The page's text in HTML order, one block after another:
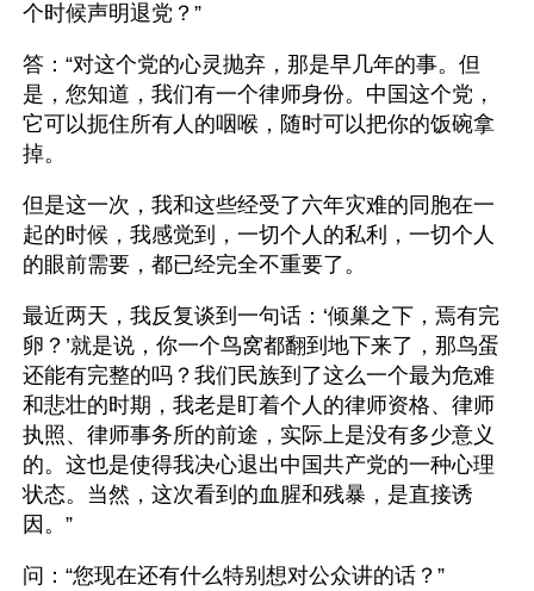
个时候声明退党？”
答：“对这个党的心灵抛弃，那是早几年的事。但
是，您知道，我们有一个律师身份。中国这个党，
它可以扼住所有人的咽喉，随时可以把你的饭碗拿
掉。
但是这一次，我和这些经受了六年灾难的同胞在一
起的时候，我感觉到，一切个人的私利，一切个人
的眼前需要，都已经完全不重要了。
最近两天，我反复谈到一句话：‘倾巢之下，焉有完
卵？’就是说，你一个鸟窝都翻到地下来了，那鸟蛋
还能有完整的吗？我们民族到了这么一个最为危难
和悲壮的时期，我老是盯着个人的律师资格、律师
执照、律师事务所的前途，实际上是没有多少意义
的。这也是使得我决心退出中国共产党的一种心理
状态。当然，这次看到的血腥和残暴，是直接诱
因。”
问：“您现在还有什么特别想对公众讲的话？”